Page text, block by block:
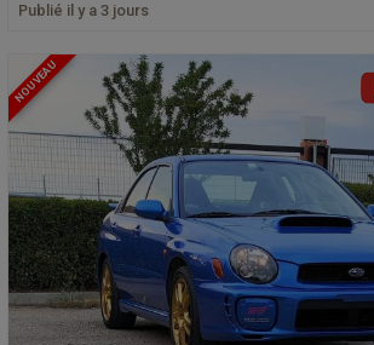
Publié il y a 3 jours
NOUVEAU